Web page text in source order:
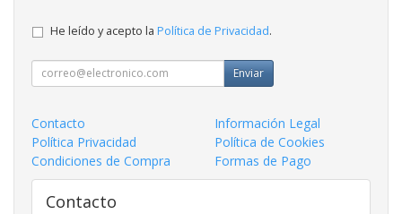
He leído y acepto la Política de Privacidad.
Enviar
Contacto
Información Legal
Política Privacidad
Política de Cookies
Condiciones de Compra
Formas de Pago
Contacto